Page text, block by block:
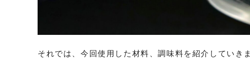
それでは、今回使用した材料、調味料を紹介していきま